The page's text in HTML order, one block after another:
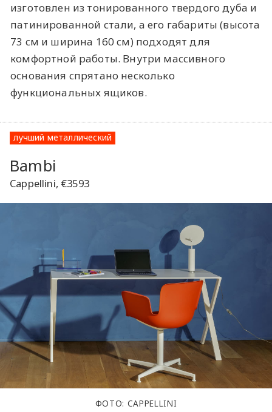
изготовлен из тонированного твердого дуба и
патинированной стали, а его габариты (высота
73 см и ширина 160 см) подходят для
комфортной работы. Внутри массивного
основания спрятано несколько
функциональных ящиков.
лучший металлический
Bambi
Cappellini, €3593
ФОТО: CAPPELLINI